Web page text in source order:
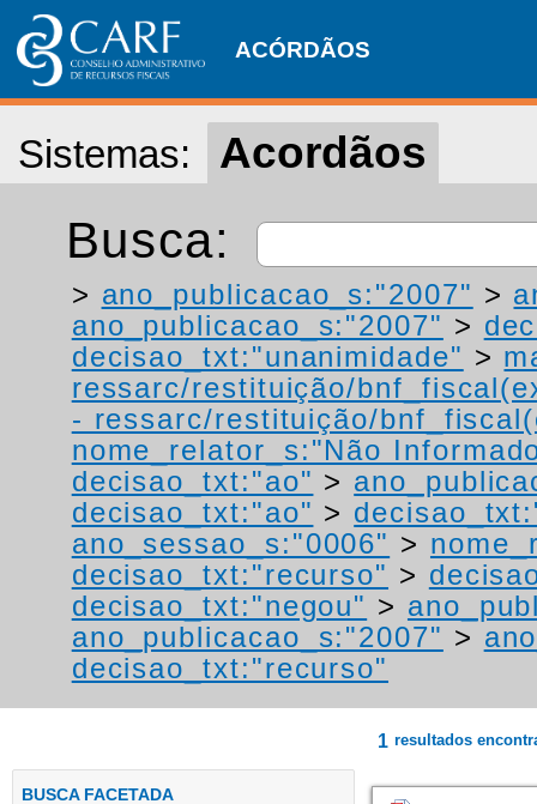
ACÓRDÃOS
Sistemas: Acordãos
Busca:
> ano_publicacao_s:"2007" >
ano_publicacao_s:"2007" >
decisao_txt:"unanimidade" >
ressarc/restituição/
- ressarc/restituição/
nome_relator_s:"Não
decisao_txt:"ao" >
decisao_txt:"ao" >
ano_sessao_s:"0006" >
decisao_txt:"recurso" >
decisao_txt:"negou" >
ano_publicacao_s:"2007" >
decisao_txt:"recurso"
BUSCA FACETADA
1 resultados